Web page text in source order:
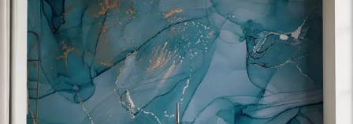
Premium
56 .67 34 .00 €/m²
Prémiový vinyl
65 .00 € /m²